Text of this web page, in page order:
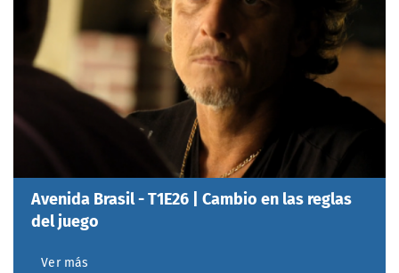
Avenida Brasil - T1E26 | Cambio en las reglas
del juego
Ver más